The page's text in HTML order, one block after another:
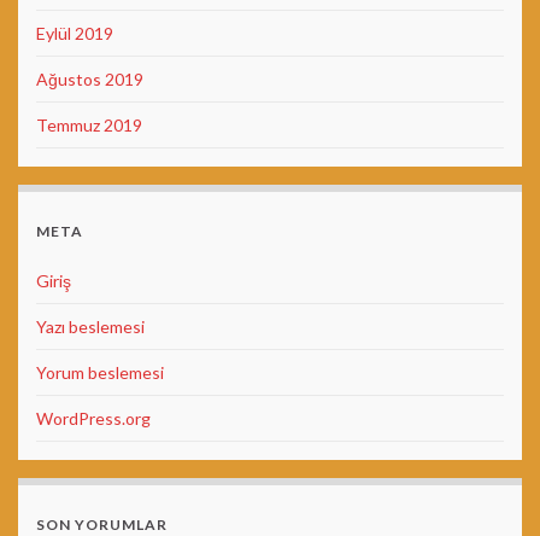
Eylül 2019
Ağustos 2019
Temmuz 2019
META
Giriş
Yazı beslemesi
Yorum beslemesi
WordPress.org
SON YORUMLAR